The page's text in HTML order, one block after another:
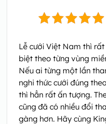
Lễ cưới Việt Nam thì
biệt theo từng vùng
Nếu ai từng một lần
nghi thức cưới đúng
thì hẳn rất ấn tượng.
cũng đã có nhiều đổi
gàng hơn. Hãy cùng